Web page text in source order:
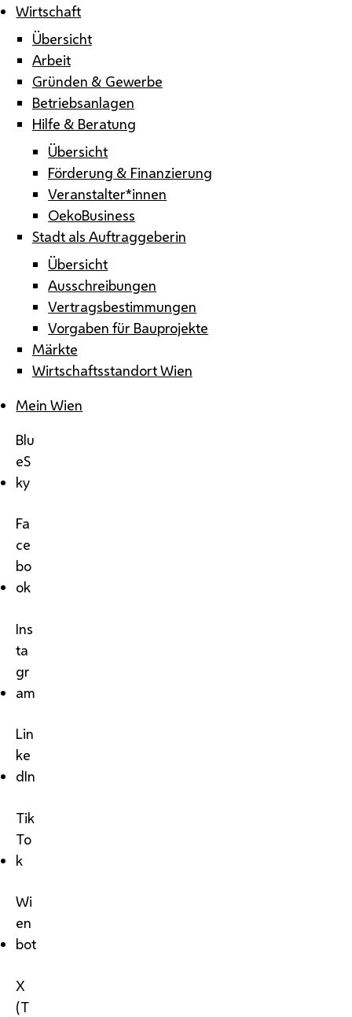
Wirtschaft
Übersicht
Arbeit
Gründen & Gewerbe
Betriebsanlagen
Hilfe & Beratung
Übersicht
Förderung & Finanzierung
Veranstalter*innen
OekoBusiness
Stadt als Auftraggeberin
Übersicht
Ausschreibungen
Vertragsbestimmungen
Vorgaben für Bauprojekte
Märkte
Wirtschaftsstandort Wien
Mein Wien
Blu
eS
ky
Fa
ce
bo
ok
Ins
ta
gr
am
Lin
ke
dIn
Tik
To
k
Wi
en
bot
X
(T